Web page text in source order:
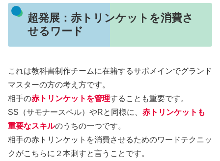
超発展：赤トリンケットを消費さ
せるワード
これは教科書制作チームに在籍するサポメインでグランド
マスターの方の考え方です。
相手の赤トリンケットを管理することも重要です。
SS（サモナースペル）やRと同様に、 赤トリンケットも
重要なスキルのうちの一つです。
相手の赤トリンケットを消費させるためのワードテクニッ
クがこちらに２本刺すと言うことです。